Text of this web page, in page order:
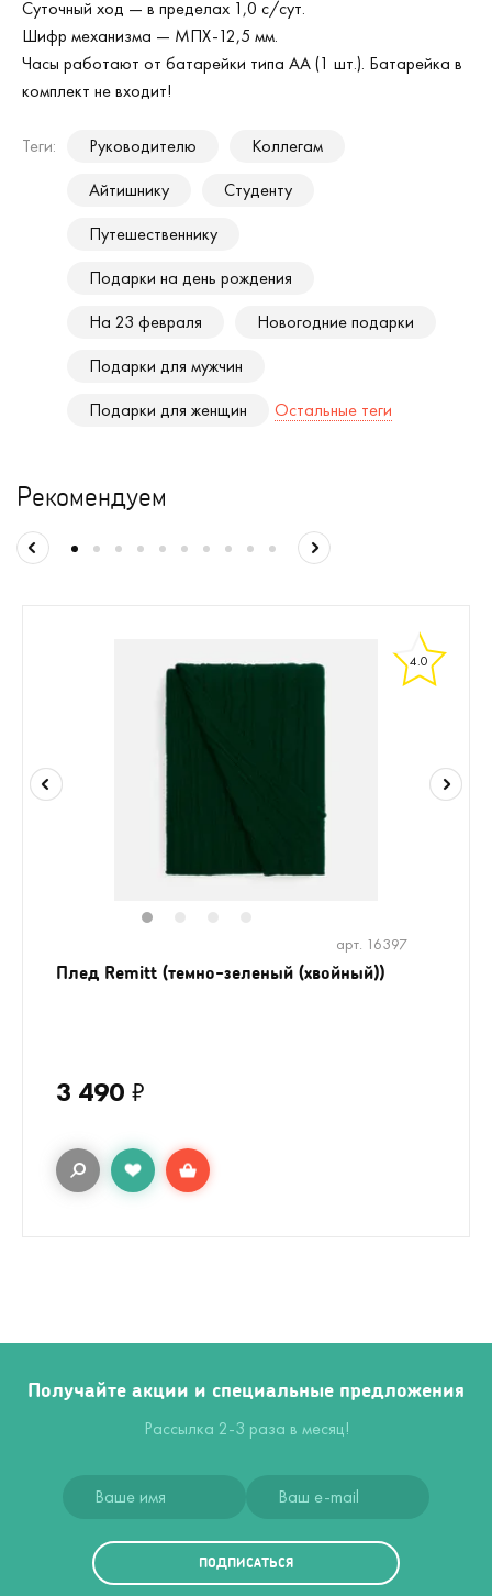
Суточный ход — в пределах 1,0 с/сут.
Шифр механизма — МПХ-12,5 мм.
Часы работают от батарейки типа АА (1 шт.). Батарейка в
комплект не входит!
Теги: Руководителю
Коллегам
Айтишнику
Студенту
Путешественнику
Подарки на день рождения
На 23 февраля
Новогодние подарки
Подарки для мужчин
Подарки для женщин
Остальные теги
Рекомендуем
4.0
арт. 16397
Плед Remitt (темно-зеленый (хвойный))
3 490 ₽
Получайте акции и специальные предложения
Рассылка 2-3 раза в месяц!
ПОДПИСАТЬСЯ